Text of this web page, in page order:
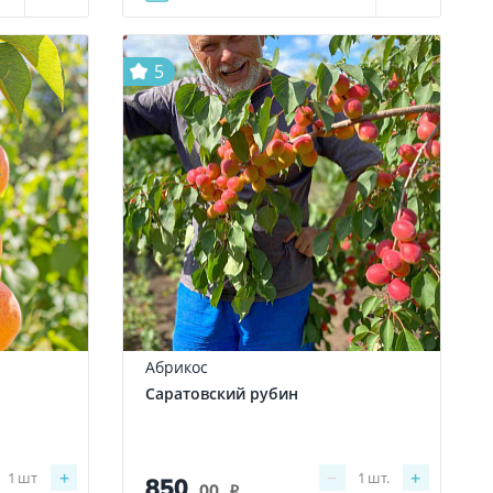
+
1 шт
5
Абрикос
Саратовский рубин
i
− +
1 шт.